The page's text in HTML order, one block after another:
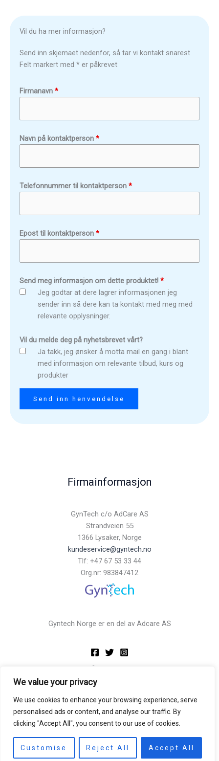
We value your privacy
We use cookies to enhance your browsing experience, serve
personalised ads or content, and analyse our traffic. By
clicking "Accept All", you consent to our use of cookies.
Customise Reject All Accept All
Vil du ha mer informasjon?
Send inn skjemaet nedenfor, så tar vi kontakt snarest
Felt markert med * er påkrevet
Firmanavn *
Navn på kontaktperson *
Telefonnummer til kontaktperson *
Epost til kontaktperson *
Send meg informasjon om dette produktet! *
Jeg godtar at dere lagrer informasjonen jeg
sender inn så dere kan ta kontakt med meg med
relevante opplysninger.
Vil du melde deg på nyhetsbrevet vårt?
Ja takk, jeg ønsker å motta mail en gang i blant
med informasjon om relevante tilbud, kurs og
produkter
Firmainformasjon
GynTech c/o AdCare AS
Strandveien 55
1366 Lysaker, Norge
kundeservice@gyntech.no
Tlf: +47 67 53 33 44
Org.nr: 983847412
Gyntech Norge er en del av Adcare AS
Informasjon
Kontakt
Integritetspolicy
Generelle salgs- og leveransevilkår